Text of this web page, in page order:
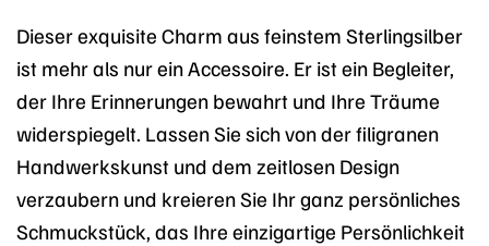
Dieser exquisite Charm aus feinstem Sterlingsilber
ist mehr als nur ein Accessoire. Er ist ein Begleiter,
der Ihre Erinnerungen bewahrt und Ihre Träume
widerspiegelt. Lassen Sie sich von der filigranen
Handwerkskunst und dem zeitlosen Design
verzaubern und kreieren Sie Ihr ganz persönliches
Schmuckstück, das Ihre einzigartige Persönlichkeit